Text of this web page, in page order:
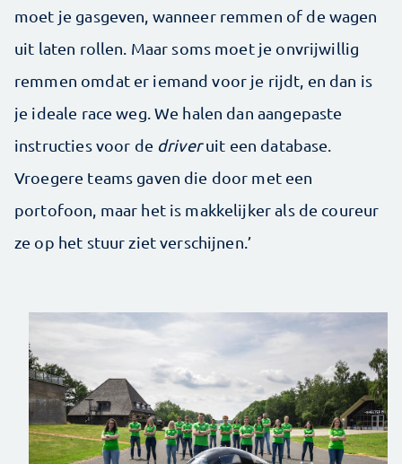
moet je gasgeven, wanneer remmen of de wagen
uit laten rollen. Maar soms moet je onvrijwillig
remmen omdat er iemand voor je rijdt, en dan is
je ideale race weg. We halen dan aangepaste
instructies voor de driveruit een database.
Vroegere teams gaven die door met een
portofoon, maar het is makkelijker als de coureur
ze op het stuur ziet verschijnen.’